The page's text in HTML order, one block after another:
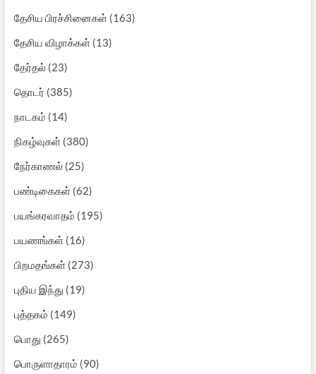
தேசிய பிரச்சினைகள்(163)
தேசிய விழாக்கள்(13)
தேர்தல்(23)
தொடர் (385)
நாடகம் (14)
நிகழ்வுகள்(380)
நேர்காணல்(25)
பண்டிகைகள்(62)
பயங்கரவாதம் (195)
பயணங்கள்(16)
பிறமதங்கள்(273)
புதிய இந்து (19)
புத்தகம் (149)
பொது (265)
பொருளாதாரம் (90)